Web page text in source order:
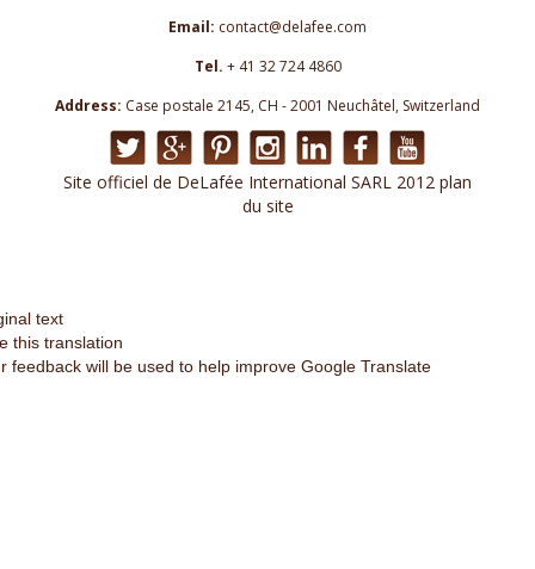
Email: contact@delafee.com
Tel. + 41 32 724 4860
Address: Case postale 2145, CH - 2001 Neuchâtel, Switzerland
Site officiel de DeLafée International SARL 2012 plan
du site
text
this translation
feedback will be used to help improve Google Translate